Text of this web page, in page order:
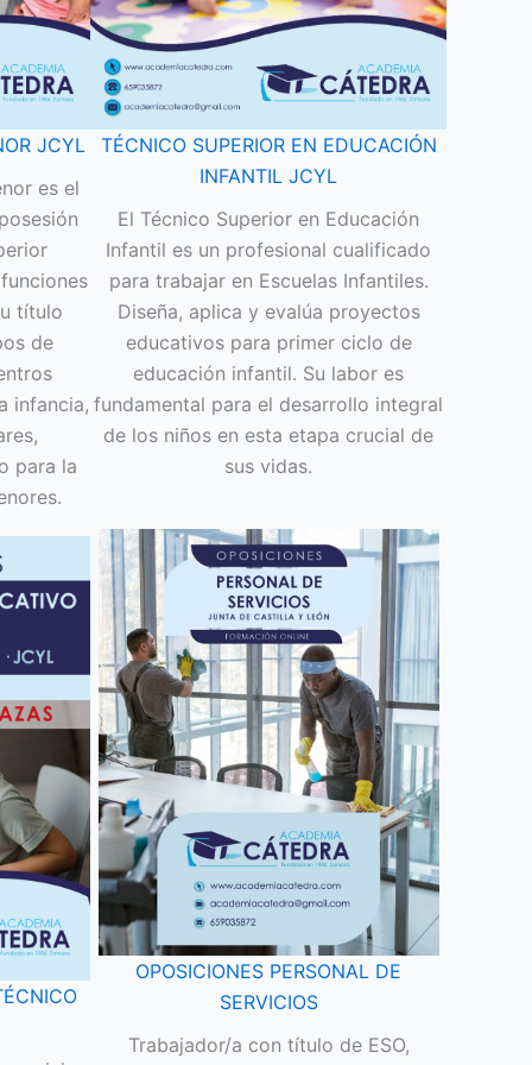
JCYL
es el
título
de
infancia,
para la
TÉCNICO SUPERIOR EN EDUCACIÓN
INFANTIL JCYL
El Técnico Superior en Educación
Infantil es un profesional cualificado
para trabajar en Escuelas Infantiles.
Diseña, aplica y evalúa proyectos
educativos para primer ciclo de
educación infantil. Su labor es
fundamental para el desarrollo integral
de los niños en esta etapa crucial de
sus vidas.
OPOSICIONES PERSONAL DE
SERVICIOS
Trabajador/a con título de ESO,